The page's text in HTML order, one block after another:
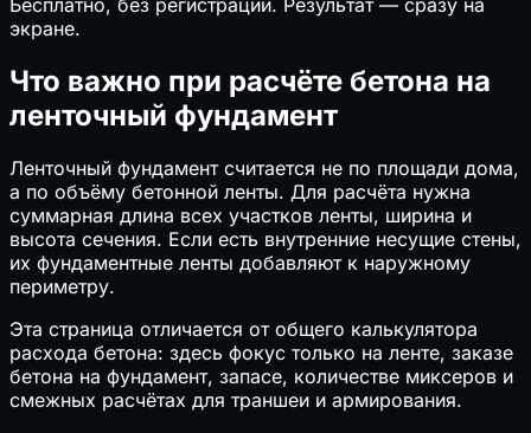
экране.
Что важно при расчёте бетона на
ленточный фундамент
Ленточный фундамент считается не по площади дома,
а по объёму бетонной ленты. Для расчёта нужна
суммарная длина всех участков ленты, ширина и
высота сечения. Если есть внутренние несущие стены,
их фундаментные ленты добавляют к наружному
периметру.
Эта страница отличается от общего калькулятора
расхода бетона: здесь фокус только на ленте, заказе
бетона на фундамент, запасе, количестве миксеров и
смежных расчётах для траншеи и армирования.